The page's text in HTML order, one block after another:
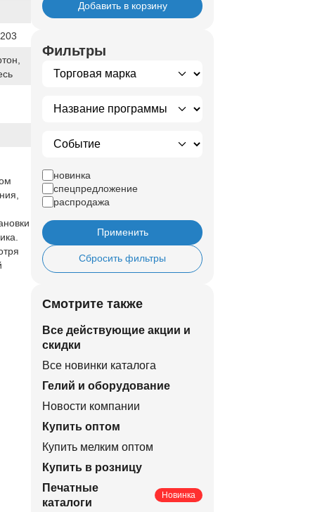
Добавить в корзину
Фильтры
новинка
спецпредложение
распродажа
Применить
Сбросить фильтры
Смотрите также
Все действующие акции и
скидки
Все новинки каталога
Гелий и оборудование
Новости компании
Купить оптом
Купить мелким оптом
Купить в розницу
Печатные
каталоги
Новинка